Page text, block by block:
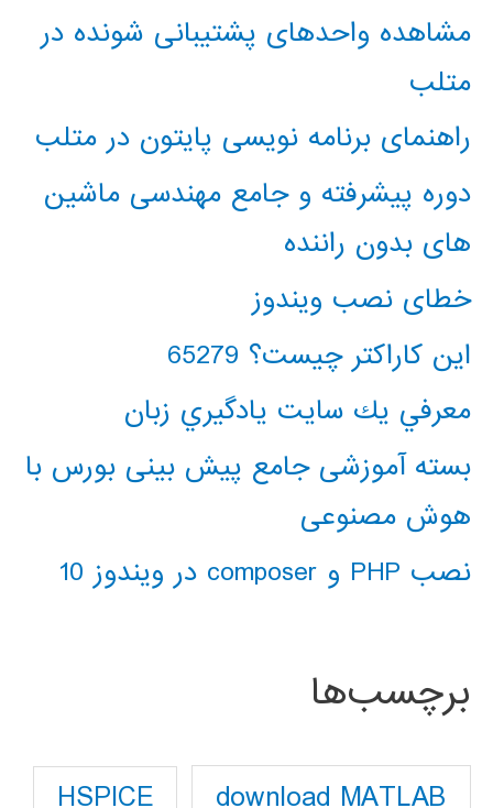
مشاهده واحدهای پشتیبانی شونده در
متلب
راهنمای برنامه نویسی پایتون در متلب
دوره پیشرفته و جامع مهندسی ماشین
های بدون راننده
خطای نصب ویندوز
این کاراکتر چیست؟ 65279
معرفي يك سايت يادگيري زبان
بسته آموزشی جامع پیش بینی بورس با
هوش مصنوعی
نصب PHP و composer در ویندوز 10
برچسب‌ها
download MATLAB
HSPICE